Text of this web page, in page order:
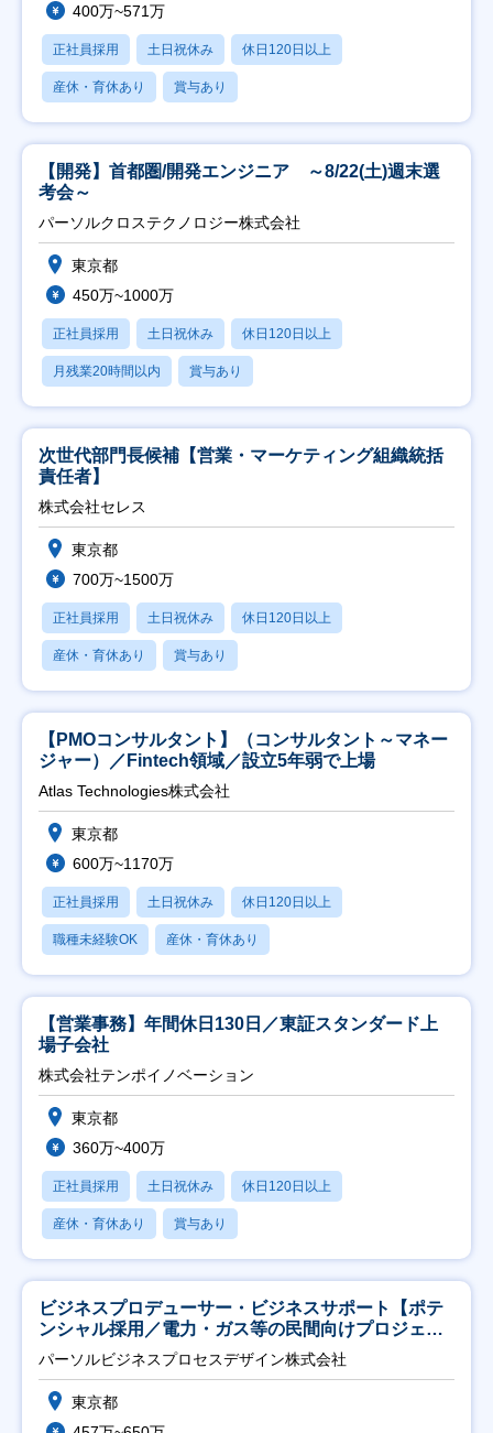
400万~571万
正社員採用 土日祝休み 休日120日以上
産休・育休あり 賞与あり
【開発】首都圏/開発エンジニア ～8/22(土)週末選
考会～
パーソルクロステクノロジー株式会社
東京都
450万~1000万
正社員採用 土日祝休み 休日120日以上
月残業20時間以内 賞与あり
次世代部門長候補【営業・マーケティング組織統括
責任者】
株式会社セレス
東京都
700万~1500万
正社員採用 土日祝休み 休日120日以上
産休・育休あり 賞与あり
【PMOコンサルタント】（コンサルタント～マネー
ジャー）／Fintech領域／設立5年弱で上場
Atlas Technologies株式会社
東京都
600万~1170万
正社員採用 土日祝休み 休日120日以上
職種未経験OK 産休・育休あり
【営業事務】年間休日130日／東証スタンダード上
場子会社
株式会社テンポイノベーション
東京都
360万~400万
正社員採用 土日祝休み 休日120日以上
産休・育休あり 賞与あり
ビジネスプロデューサー・ビジネスサポート【ポテ
ンシャル採用／電力・ガス等の民間向けプロジェク
ト推進】
パーソルビジネスプロセスデザイン株式会社
東京都